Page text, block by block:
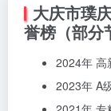
大庆市璞
誉榜（部分
2024年 高
2023年 A